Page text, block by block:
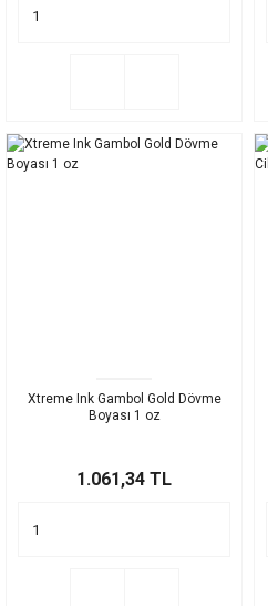
Xtreme Ink Gambol Gold Dövme
Boyası 1 oz
1.061,34 TL